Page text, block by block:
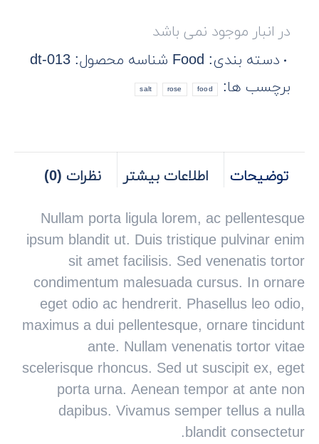
در انبار موجود نمی باشد
دسته بندی: Food شناسه محصول: dt-013
برچسب ها:
food
rose
salt
توضیحات اطلاعات بیشتر نظرات (0)
Nullam porta ligula lorem, ac pellentesque
ipsum blandit ut. Duis tristique pulvinar enim
sit amet facilisis. Sed venenatis tortor
condimentum malesuada cursus. In ornare
eget odio ac hendrerit. Phasellus leo odio,
maximus a dui pellentesque, ornare tincidunt
ante. Nullam venenatis tortor vitae
scelerisque rhoncus. Sed ut suscipit ex, eget
porta urna. Aenean tempor at ante non
dapibus. Vivamus semper tellus a nulla
blandit consectetur.